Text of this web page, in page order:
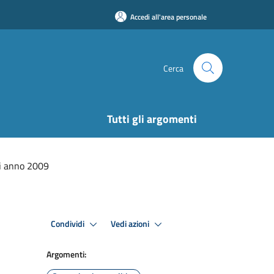
Accedi all'area personale
Cerca
Tutti gli argomenti
anno 2009
Condividi Vedi azioni
Argomenti: